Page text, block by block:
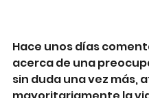
Hace unos días
acerca de una
sin duda una vez más,